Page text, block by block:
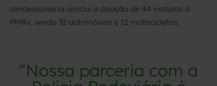
concessionária conclui a doação de 44 viaturas à
PMRv, sendo 32 automóveis e 12 motocicletas.
“Nossa parceria com a